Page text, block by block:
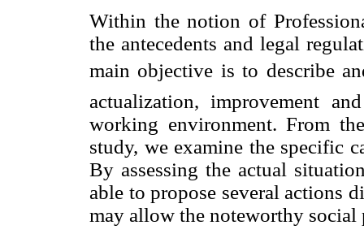
Within the notion of
the antecedents and legal
main objective is to describe
actualization, improvement
working environment. From
study, we examine the specific
By assessing the actual
able to propose several actions
may allow the noteworthy social